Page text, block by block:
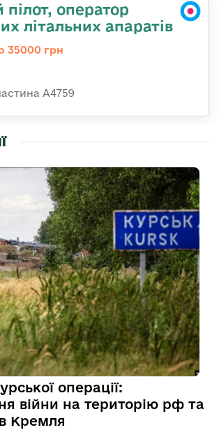
пілот, оператор
літальних апаратів
35000 грн
А4759
операції:
війни на територію рф та
Кремля